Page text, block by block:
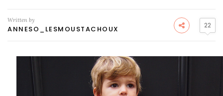
Written by
ANNESO_LESMOUSTACHOUX 22